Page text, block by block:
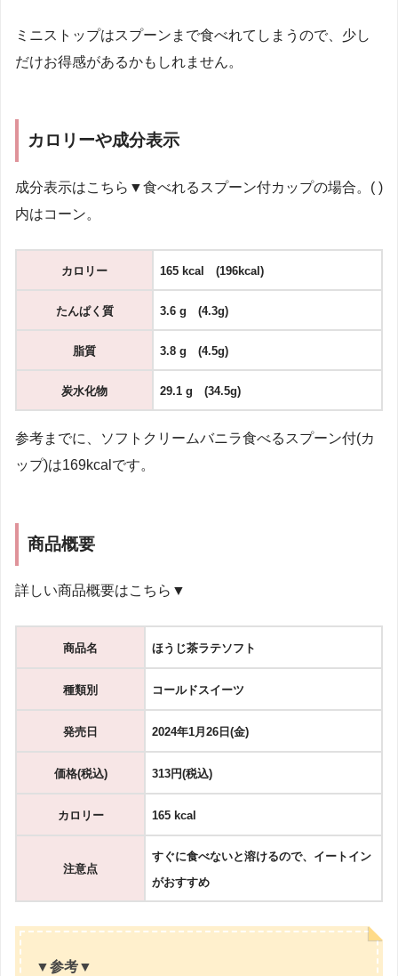
ミニストップはスプーンまで食べれてしまうので、少し
だけお得感があるかもしれません。
カロリーや成分表示
成分表示はこちら▼食べれるスプーン付カップの場合。( )
内はコーン。
カロリー 165 kcal (196kcal)
たんぱく質 3.6 g (4.3g)
脂質 3.8 g (4.5g)
炭水化物 29.1 g (34.5g)
参考までに、ソフトクリームバニラ食べるスプーン付(カ
ップ)は169kcalです。
商品概要
詳しい商品概要はこちら▼
商品名 ほうじ茶ラテソフト
種類別 コールドスイーツ
発売日 2024年1月26日(金)
価格(税込) 313円(税込)
カロリー 165 kcal
注意点
すぐに食べないと溶けるので、イートイン
がおすすめ
▼参考▼